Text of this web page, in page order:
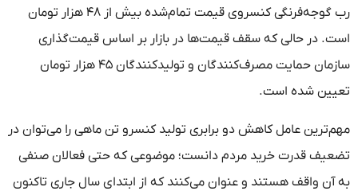
رب گوجه‌فرنگی کنسروی قیمت تمام‌شده بیش از ۴۸ هزار تومان
است. در حالی که سقف قیمت‌ها در بازار بر اساس قیمت‌گذاری
سازمان حمایت مصرف‌کنندگان و تولیدکنندگان ۴۵ هزار تومان
تعیین شده است.
مهم‌ترین عامل کاهش دو برابری تولید کنسرو تن ماهی را می‌توان در
تضعیف قدرت خرید مردم دانست؛ موضوعی که حتی فعالان صنفی
به آن واقف هستند و عنوان می‌کنند که از ابتدای سال جاری تاکنون